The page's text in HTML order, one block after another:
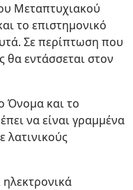
Μεταπτυχιακού
το επιστημονικό
Σε περίπτωση που
εντάσσεται στον
Όνομα και το
να είναι γραμμένα
λατινικούς